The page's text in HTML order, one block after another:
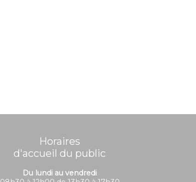
Horaires
d'accueil du public
Du lundi au vendredi